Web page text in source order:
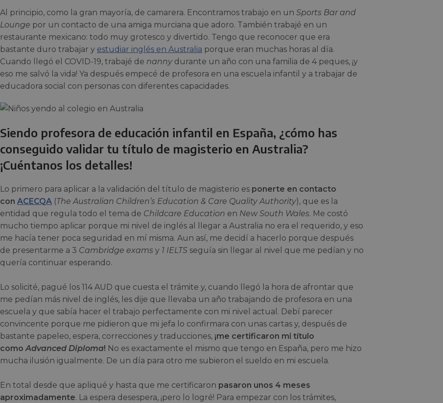
Al principio, como la gran mayoría, de camarera. Encontramos trabajo en un Sports Bar and
Lounge por un contacto de una amiga murciana que adoro. También trabajé en un
restaurante mexicano: todo muy grotesco y divertido. Tengo que reconocer que era
bastante duro trabajar y estudiar inglés en Australia porque eran muchas horas al día.
Cuando llegó el COVID-19, trabajé de nanny durante un año con una familia de 4 peques, ¡y
eso me salvó la vida! Ya después empecé de profesora en una escuela infantil y a trabajar de
educadora social con personas con diferentes capacidades.
Siendo profesora de educación infantil en España, ¿cómo has
conseguido validar tu título de magisterio en Australia?
¡Cuéntanos los detalles!
Lo primero para aplicar a la validación del título de magisterio es ponerte en contacto
con ACECQA (The Australian Children’s Education & Care Quality Authority), que es la
entidad que regula todo el tema de Childcare Education en New South Wales. Me costó
mucho tiempo aplicar porque mi nivel de inglés al llegar a Australia no era el requerido, y eso
me hacía tener poca seguridad en mí misma. Aun así, me decidí a hacerlo porque después
de presentarme a 3 Cambridge exams y 1 IELTS seguía sin llegar al nivel que me pedían y no
quería continuar esperando.
Lo solicité, pagué los 114 AUD que cuesta el trámite y, cuando llegó la hora de afrontar que
me pedían más nivel de inglés, les dije que llevaba un año trabajando de profesora en una
escuela y que sabía hacer el trabajo perfectamente con mi nivel actual. Debí parecer
convincente porque me pidieron que mi jefa lo confirmara con unas cartas y, después de
bastante papeleo, espera, correcciones y traducciones, ¡me certificaron mi título
comoAdvanced Diploma! No es exactamente el mismo que tengo en España, pero me hizo
mucha ilusión igualmente. De un día para otro me subieron el sueldo en mi escuela.
En total desde que apliqué y hasta que me certificaron pasaron unos 4 meses
aproximadamente. La espera desespera, ¡pero lo logré! Para empezar con los trámites,